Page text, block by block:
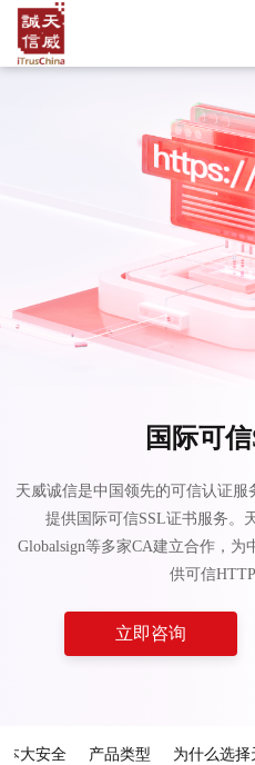
国际可
天威诚信是中国领先的可信认证服
提供国际可信SSL证书服务。
Globalsign等多家CA建立合作，
供可信
立即咨询
本大安全 产品类型 为什么选择